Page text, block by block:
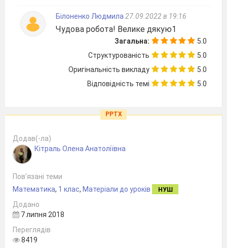
Білоненко Людмила 27.09.2022 в 19:16
Чудова робота! Велике дякую1
Загальна:
5.0
Структурованість
5.0
Оригінальність викладу
5.0
Відповідність темі
5.0
PPTX
Додав(-ла)
Кітраль Олена Анатоліївна
Пов’язані теми
Математика, 1 клас, Матеріали до уроків НУШ
Додано
7 липня 2018
Переглядів
8419